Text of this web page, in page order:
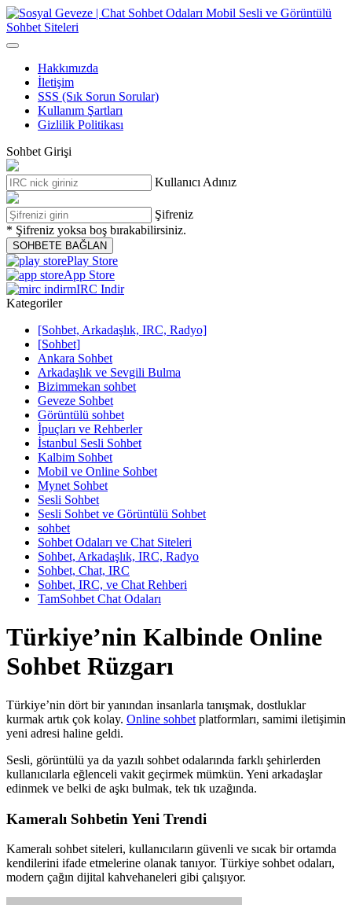
Hakkımızda
İletişim
SSS (Sık Sorun Sorular)
Kullanım Şartları
Gizlilik Politikası
Sohbet Girişi
Kullanıcı Adınız
Şifreniz
* Şifreniz yoksa boş bırakabilirsiniz.
SOHBETE BAĞLAN
Play Store
App Store
mIRC Indir
Kategoriler
[Sohbet, Arkadaşlık, IRC, Radyo]
[Sohbet]
Ankara Sohbet
Arkadaşlık ve Sevgili Bulma
Bizimmekan sohbet
Geveze Sohbet
Görüntülü sohbet
İpuçları ve Rehberler
İstanbul Sesli Sohbet
Kalbim Sohbet
Mobil ve Online Sohbet
Mynet Sohbet
Sesli Sohbet
Sesli Sohbet ve Görüntülü Sohbet
sohbet
Sohbet Odaları ve Chat Siteleri
Sohbet, Arkadaşlık, IRC, Radyo
Sohbet, Chat, IRC
Sohbet, IRC, ve Chat Rehberi
TamSohbet Chat Odaları
Türkiye’nin Kalbinde Online
Sohbet Rüzgarı
Türkiye’nin dört bir yanından insanlarla tanışmak, dostluklar
kurmak artık çok kolay. Online sohbet platformları, samimi iletişimin
yeni adresi haline geldi.
Sesli, görüntülü ya da yazılı sohbet odalarında farklı şehirlerden
kullanıcılarla eğlenceli vakit geçirmek mümkün. Yeni arkadaşlar
edinmek ve belki de aşkı bulmak, tek tık uzağında.
Kameralı Sohbetin Yeni Trendi
Kameralı sohbet siteleri, kullanıcıların güvenli ve sıcak bir ortamda
kendilerini ifade etmelerine olanak tanıyor. Türkiye sohbet odaları,
modern çağın dijital kahvehaneleri gibi çalışıyor.